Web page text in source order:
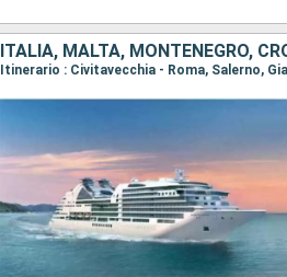
ITALIA, MALTA, MONTENEGRO,
Itinerario : Civitavecchia - Roma, Salerno,